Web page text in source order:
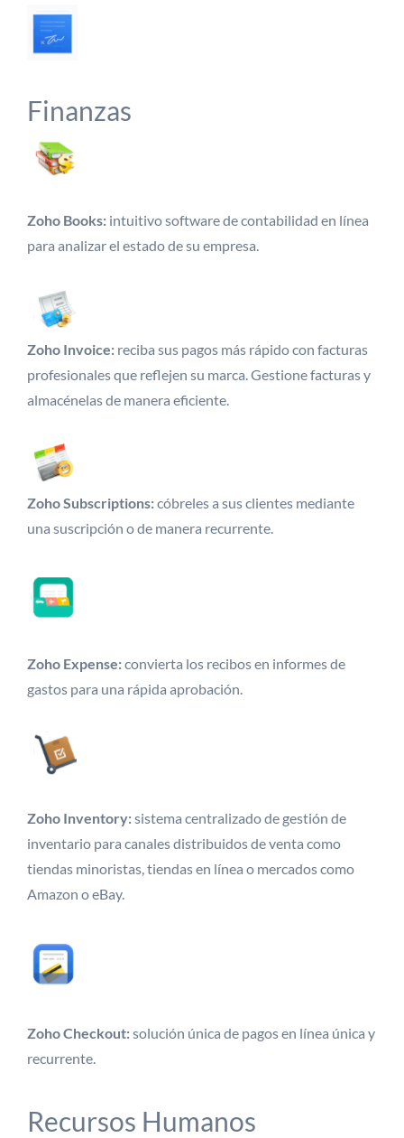
Finanzas
Zoho Books: intuitivo software de contabilidad en línea
para analizar el estado de su empresa.
Zoho Invoice: reciba sus pagos más rápido con facturas
profesionales que reflejen su marca. Gestione facturas y
almacénelas de manera eficiente.
Zoho Subscriptions:cóbreles a sus clientes mediante
una suscripción o de manera recurrente.
Zoho Expense:convierta los recibos en informes de
gastos para una rápida aprobación.
Zoho Inventory:sistema centralizado de gestión de
inventario para canales distribuidos de venta como
tiendas minoristas, tiendas en línea o mercados como
Amazon o eBay.
Zoho Checkout:solución única de pagos en línea única y
recurrente.
Recursos Humanos